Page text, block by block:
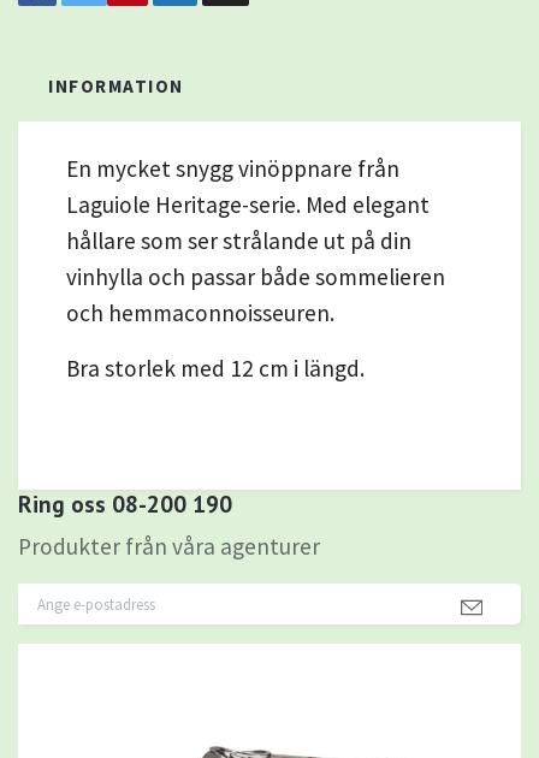
Ring oss 08-200 190
Produkter från våra agenturer
INFORMATION
En mycket snygg vinöppnare från
Laguiole Heritage-serie. Med elegant
hållare som ser strålande ut på din
vinhylla och passar både sommelieren
och hemmaconnoisseuren.
Bra storlek med 12 cm i längd.